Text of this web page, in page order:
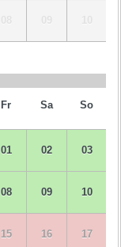
09 10
Fr Sa So
01 02 03
08 09 10
15 16 17